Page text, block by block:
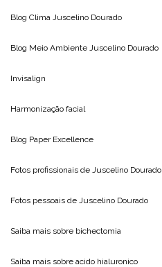
Blog Clima Juscelino Dourado
Blog Meio Ambiente Juscelino Dourado
Invisalign
Harmonização facial
Blog Paper Excellence
Fotos profissionais de Juscelino Dourado
Fotos pessoais de Juscelino Dourado
Saiba mais sobre bichectomia
Saiba mais sobre acido hialuronico